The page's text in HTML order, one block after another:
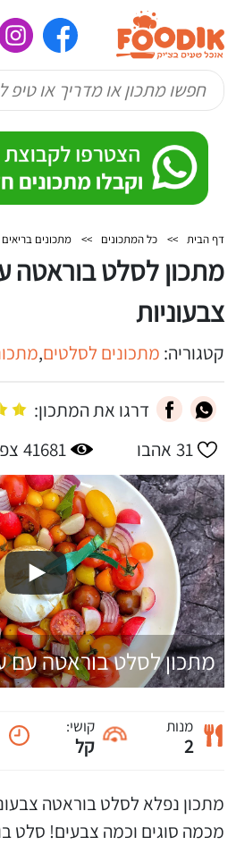
דף הבית >> כל המתכונים >> מתכונים בריאים
מתכון לסלט בוראטה
צבעוניות
קטגוריה: מתכונים לסלטים,
דרגו את המתכון:
31 אהבו 41681
מתכון לסלט בוראטה עם
מנות
2
קושי:
קל
מתכון נפלא לסלט בוראטה
מכמה סוגים וכמה צבעים! סלט